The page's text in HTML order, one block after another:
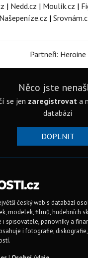
| Nedd.cz | Moulík.cz |
Našepeníze.cz |
Partneři: Heroine
Něco jste
se jen zaregistrovat a
databázi
DOPLNIT
český web s databází
modelek, filmů, hudebních
spisovatele, panovníky a
i fotografie,